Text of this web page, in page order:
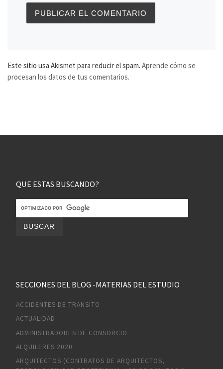
Este sitio usa Akismet para reducir el spam. Aprende cómo se
procesan los datos de tus comentarios.
QUE ESTAS BUSCANDO?
SECCIONES DEL BLOG -MATERIAS DEL ESTUDIO
ACCIDENTES DE TRANSITO
ACTUALIDAD
ADMINISTRADORES DE CONSORCIO
ALQUILERES 2020
ARQUITECTOS (CONTRATOS DE ARQUITECTOS,